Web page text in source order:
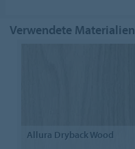
Verwendete Materialien
Allura Dryback Wood